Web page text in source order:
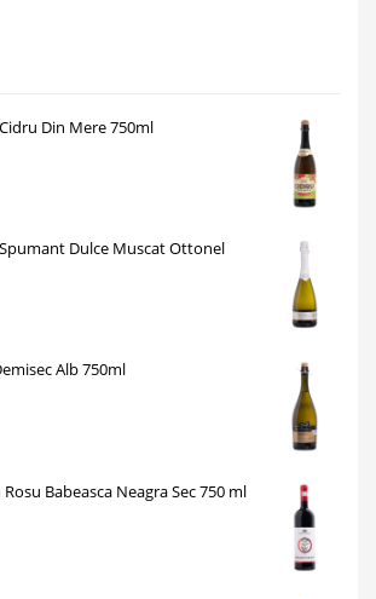
Din Mere 750ml
Dulce Muscat Ottonel
Alb 750ml
Babeasca Neagra Sec 750 ml